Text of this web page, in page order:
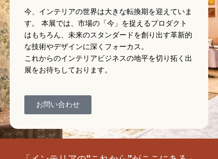
今、インテリアの世界は大きな転換期を迎えていま
す。 本展では、市場の「今」を捉えるプロダクト
はもちろん、未来のスタンダードを創り出す革新的
な技術やデザインに深くフォーカス。
これからのインテリアビジネスの地平を切り拓く出
展をお待ちしております。
お問い合わせ